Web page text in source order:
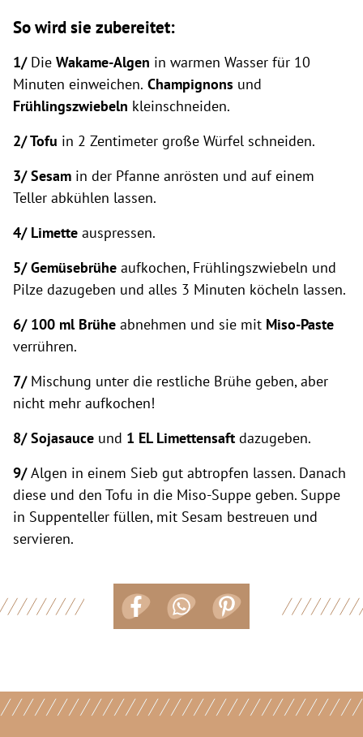
So wird sie zubereitet:
1/ Die Wakame-Algen in warmen Wasser für 10
Minuten einweichen. Champignons und
Frühlingszwiebeln kleinschneiden.
2/ Tofu in 2 Zentimeter große Würfel schneiden.
3/ Sesam in der Pfanne anrösten und auf einem
Teller abkühlen lassen.
4/ Limette auspressen.
5/ Gemüsebrühe aufkochen, Frühlingszwiebeln und
Pilze dazugeben und alles 3 Minuten köcheln lassen.
6/ 100 ml Brühe abnehmen und sie mit Miso-Paste
verrühren.
7/ Mischung unter die restliche Brühe geben, aber
nicht mehr aufkochen!
8/ Sojasauce und 1 EL Limettensaft dazugeben.
9/Algen in einem Sieb gut abtropfen lassen. Danach
diese und den Tofu in die Miso-Suppe geben. Suppe
in Suppenteller füllen, mit Sesam bestreuen und
servieren.